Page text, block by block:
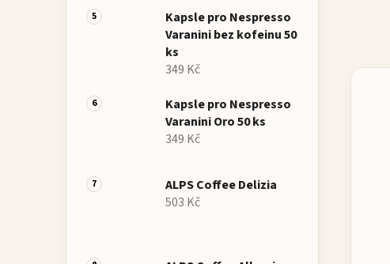
Kapsle pro Nespresso
Varanini bez kofeinu 50
ks
349 Kč
Kapsle pro Nespresso
Varanini Oro 50 ks
349 Kč
ALPS Coffee Delizia
503 Kč